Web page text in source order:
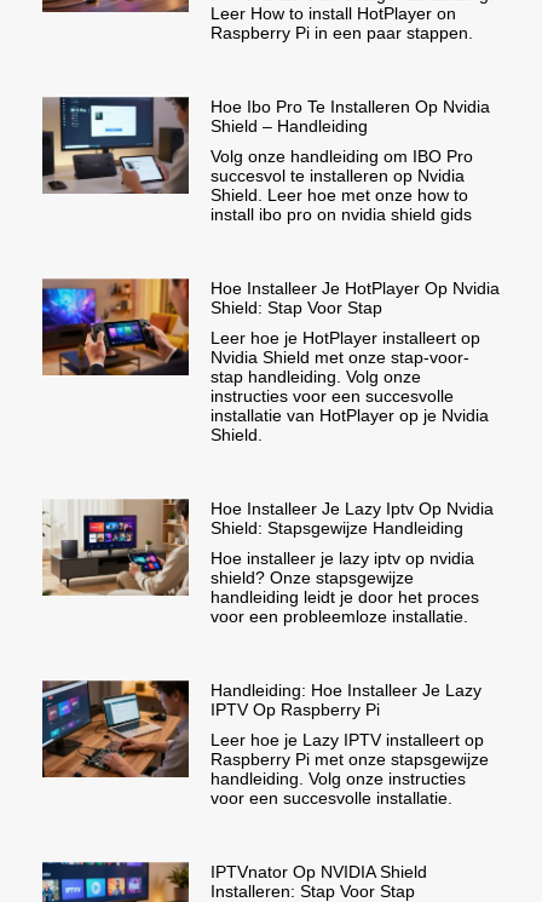
Leer How to install HotPlayer on
Raspberry Pi in een paar stappen.
Hoe Ibo Pro Te Installeren Op Nvidia
Shield – Handleiding
Volg onze handleiding om IBO Pro
succesvol te installeren op Nvidia
Shield. Leer hoe met onze how to
install ibo pro on nvidia shield gids
Hoe Installeer Je HotPlayer Op Nvidia
Shield: Stap Voor Stap
Leer hoe je HotPlayer installeert op
Nvidia Shield met onze stap-voor-
stap handleiding. Volg onze
instructies voor een succesvolle
installatie van HotPlayer op je Nvidia
Shield.
Hoe Installeer Je Lazy Iptv Op Nvidia
Shield: Stapsgewijze Handleiding
Hoe installeer je lazy iptv op nvidia
shield? Onze stapsgewijze
handleiding leidt je door het proces
voor een probleemloze installatie.
Handleiding: Hoe Installeer Je Lazy
IPTV Op Raspberry Pi
Leer hoe je Lazy IPTV installeert op
Raspberry Pi met onze stapsgewijze
handleiding. Volg onze instructies
voor een succesvolle installatie.
IPTVnator Op NVIDIA Shield
Installeren: Stap Voor Stap